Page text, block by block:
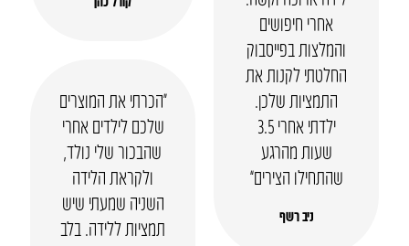
אחרי חיפושים
והמלצות בפייסבוק
החלטתי לקנות את
התמציות שלכן.
ילדתי אחרי 3.5
שעות מהרגע
שהתחילו הצירים”
ניב רשף
“הכרתי את המוצרים
שלכם לילדים אחרי
שהבכור שלי נולד,
ולקראת הלידה
השניה שמעתי שיש
תמציות ללידה. בלב